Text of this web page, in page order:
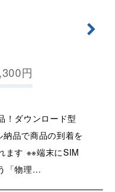
円
！ダウンロード型
品で商品の到着を
ます ※※端末にSIM
「物理…